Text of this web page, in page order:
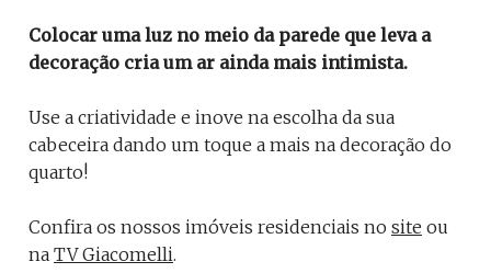
Colocar uma luz no meio da parede que leva a
decoração cria um ar ainda mais intimista.
Use a criatividade e inove na escolha da sua
cabeceira dando um toque a mais na decoração do
quarto!
Confira os nossos imóveis residenciais no site ou
na TV Giacomelli.